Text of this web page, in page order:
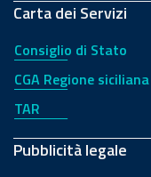
Carta dei Servizi
Consiglio di Stato
CGA Regione siciliana
TAR
Pubblicità legale